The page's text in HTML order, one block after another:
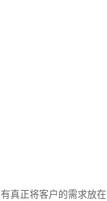
真正将客户的需求放